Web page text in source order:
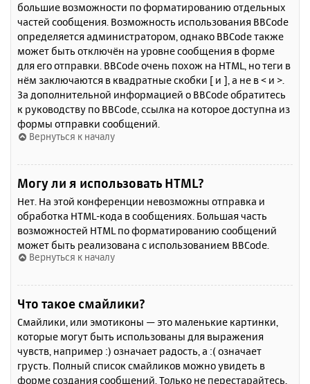
большие возможности по форматированию отдельных
частей сообщения. Возможность использования BBCode
определяется администратором, однако BBCode также
может быть отключён на уровне сообщения в форме
для его отправки. BBCode очень похож на HTML, но теги в
нём заключаются в квадратные скобки [ и ], а не в < и >.
За дополнительной информацией о BBCode обратитесь
к руководству по BBCode, ссылка на которое доступна из
формы отправки сообщений.
Вернуться к началу
Могу ли я использовать HTML?
Нет. На этой конференции невозможны отправка и
обработка HTML-кода в сообщениях. Большая часть
возможностей HTML по форматированию сообщений
может быть реализована с использованием BBCode.
Вернуться к началу
Что такое смайлики?
Смайлики, или эмотиконы — это маленькие картинки,
которые могут быть использованы для выражения
чувств, например :) означает радость, а :( означает
грусть. Полный список смайликов можно увидеть в
форме создания сообщений. Только не перестарайтесь,